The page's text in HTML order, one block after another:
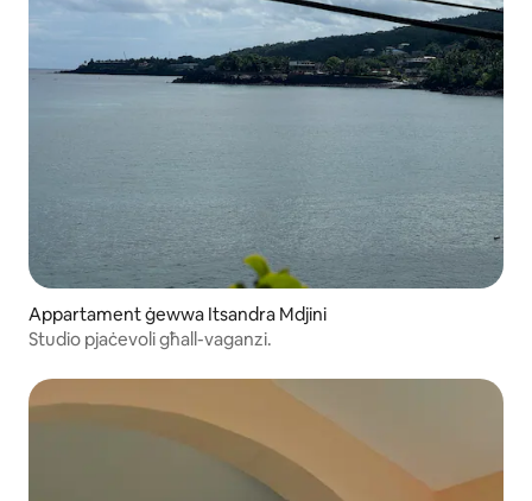
Appartament ġewwa Itsandra Mdjini
Studio pjaċevoli għall-vaganzi.